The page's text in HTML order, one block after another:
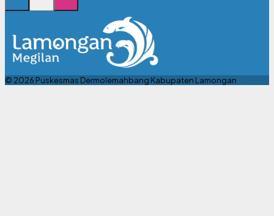
© 2026 Puskesmas Dermolemahbang Kabupaten Lamongan